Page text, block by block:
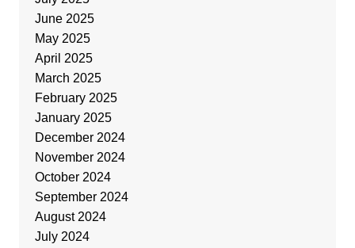
June 2025
May 2025
April 2025
March 2025
February 2025
January 2025
December 2024
November 2024
October 2024
September 2024
August 2024
July 2024